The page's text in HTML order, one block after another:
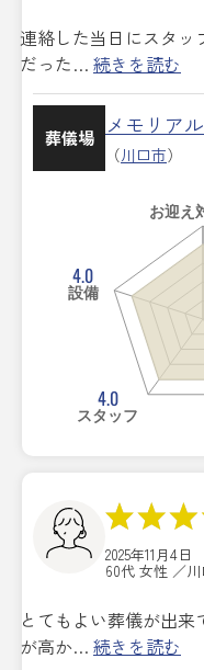
連絡した当日にスタッ
だった… 続きを読む
葬儀場 メモリア
（川口市）
お迎え
4.0
スタッフ
4.0
設備
2025年11月4日
60代 女性 ／川
とてもよい葬儀が出
が高か… 続きを読む